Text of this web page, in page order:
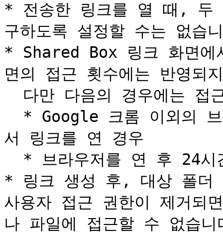
* 전송한 링크를 열 때, 두
구하도록 설정할 수는 없습
* Shared Box 링크 화면에
면의 접근 횟수에는 반영되
서 링크를 연 경우
* 링크 생성 후, 대상 폴더
사용자 접근 권한이 제거되
나 파일에 접근할 수 없습